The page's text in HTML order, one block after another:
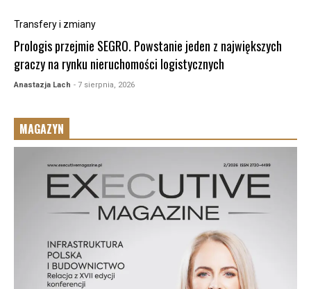
Transfery i zmiany
Prologis przejmie SEGRO. Powstanie jeden z największych
graczy na rynku nieruchomości logistycznych
Anastazja Lach - 7 sierpnia, 2026
MAGAZYN